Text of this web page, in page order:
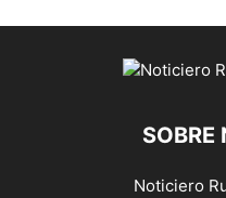
SOBRE
Noticiero